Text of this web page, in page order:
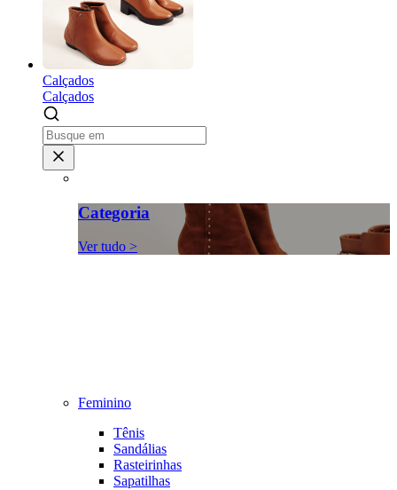
Calçados
Calçados
Categoria
Ver tudo >
Feminino
Tênis
Sandálias
Rasteirinhas
Sapatilhas